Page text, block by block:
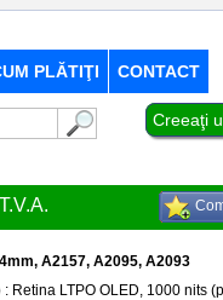
PLĂTIŢI CONTACT
Creeaţi
A2157, A2095, A2093
Retina LTPO OLED, 1000 nits